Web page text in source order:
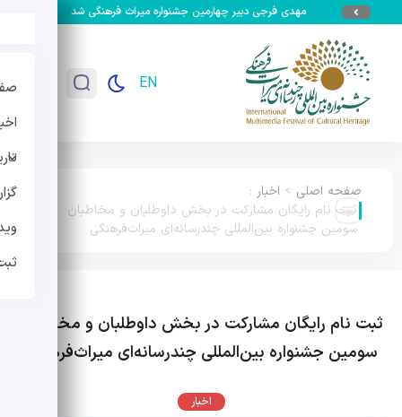
مهدی فرجی دبیر چهارمین جشنواره میراث فرهنگی شد
EN
صفحه اصلی > اخبار :
ثبت نام رایگان مشارکت در بخش داوطلبان و مخاطبان
سومین جشنواره بین‌المللی چندرسانه‌ای میراث‌فرهنگی
ثبت نام رایگان مشارکت در بخش داوطلبان و مخاطبان
سومین جشنواره بین‌المللی چندرسانه‌ای میراث‌فرهنگی
اخبار